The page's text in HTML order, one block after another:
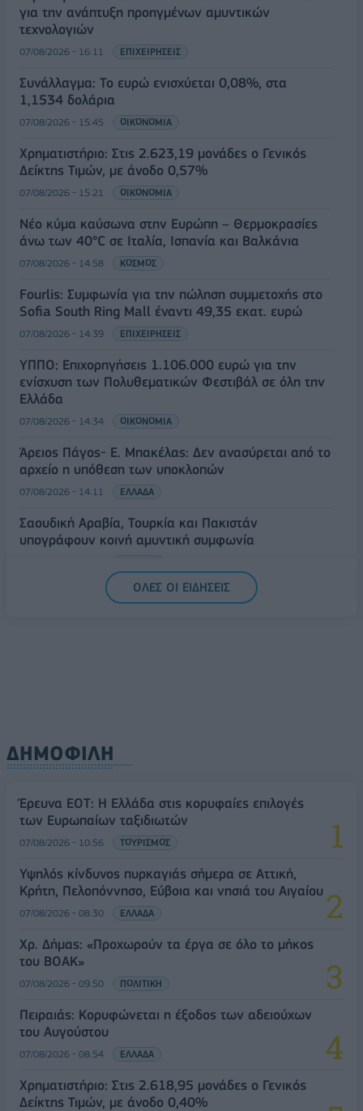
για την ανάπτυξη προηγμένων αμυντικών
τεχνολογιών
07/08/2026 - 16:11 ΕΠΙΧΕΙΡΗΣΕΙΣ
Συνάλλαγμα: Το ευρώ ενισχύεται 0,08%, στα
1,1534 δολάρια
07/08/2026 - 15:45 ΟΙΚΟΝΟΜΙΑ
Χρηματιστήριο: Στις 2.623,19 μονάδες ο Γενικός
Δείκτης Τιμών, με άνοδο 0,57%
07/08/2026 - 15:21 ΟΙΚΟΝΟΜΙΑ
Νέο κύμα καύσωνα στην Ευρώπη – Θερμοκρασίες
άνω των 40°C σε Ιταλία, Ισπανία και Βαλκάνια
07/08/2026 - 14:58 ΚΟΣΜΟΣ
Fourlis: Συμφωνία για την πώληση συμμετοχής στο
Sofia South Ring Mall έναντι 49,35 εκατ. ευρώ
07/08/2026 - 14:39 ΕΠΙΧΕΙΡΗΣΕΙΣ
ΥΠΠΟ: Επιχορηγήσεις 1.106.000 ευρώ για την
ενίσχυση των Πολυθεματικών Φεστιβάλ σε όλη την
Ελλάδα
07/08/2026 - 14:34 ΟΙΚΟΝΟΜΙΑ
Άρειος Πάγος- Ε. Μπακέλας: Δεν ανασύρεται από το
αρχείο η υπόθεση των υποκλοπών
07/08/2026 - 14:11 ΕΛΛΑΔΑ
Σαουδική Αραβία, Τουρκία και Πακιστάν
υπογράφουν κοινή αμυντική συμφωνία
ΟΛΕΣ ΟΙ ΕΙΔΗΣΕΙΣ
ΔΗΜΟΦΙΛΗ
Έρευνα ΕΟΤ: Η Ελλάδα στις κορυφαίες επιλογές
των Ευρωπαίων ταξιδιωτών
07/08/2026 - 10:56 ΤΟΥΡΙΣΜΟΣ
Υψηλός κίνδυνος πυρκαγιάς σήμερα σε Αττική,
Κρήτη, Πελοπόννησο, Εύβοια και νησιά του Αιγαίου
07/08/2026 - 08:30 ΕΛΛΑΔΑ
Χρ. Δήμας: «Προχωρούν τα έργα σε όλο το μήκος
του ΒΟΑΚ»
07/08/2026 - 09:50 ΠΟΛΙΤΙΚΗ
Πειραιάς: Κορυφώνεται η έξοδος των αδειούχων
του Αυγούστου
07/08/2026 - 08:54 ΕΛΛΑΔΑ
Χρηματιστήριο: Στις 2.618,95 μονάδες ο Γενικός
Δείκτης Τιμών, με άνοδο 0,40%